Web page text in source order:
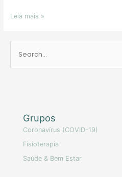
Leia mais »
Grupos
Coronavírus (COVID-19)
Fisioterapia
Saúde & Bem Estar